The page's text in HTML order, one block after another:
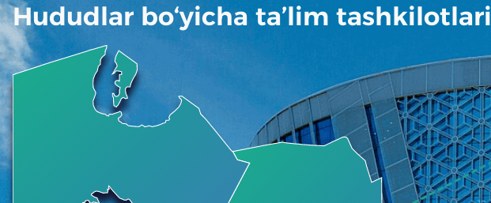
Hududlar bo‘yicha ta’lim tashkilotlari